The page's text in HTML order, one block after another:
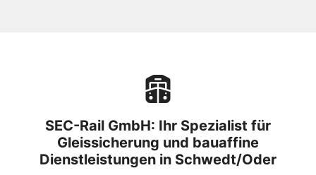
SEC-Rail GmbH: Ihr Spezialist für
Gleissicherung und bauaffine
Dienstleistungen in Schwedt/Oder